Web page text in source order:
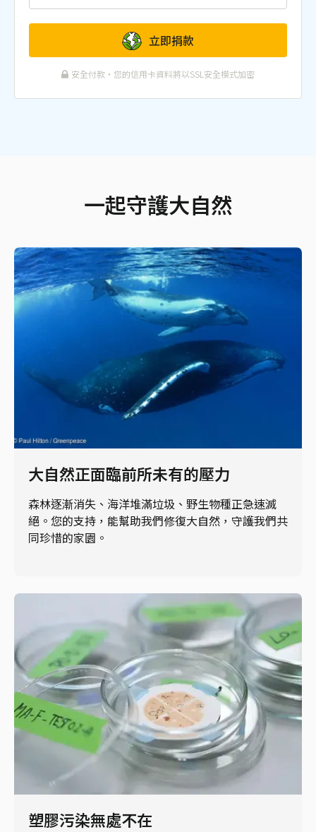
立即捐款
安全付款・您的信用卡資料將以SSL安全模式加密
一起守護大自然
大自然正面臨前所未有的壓力
森林逐漸消失、海洋堆滿垃圾、野生物種正急速滅
絕。您的支持，能幫助我們修復大自然，守護我們共
同珍惜的家園。
塑膠污染無處不在